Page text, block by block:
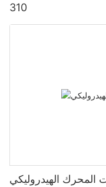
310